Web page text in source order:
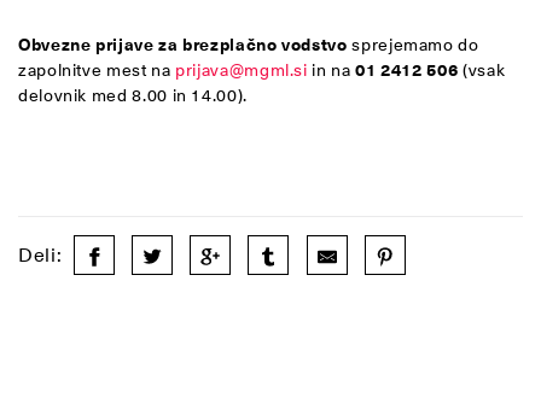
Obvezne prijave za brezplačno vodstvosprejemamo do
zapolnitve mest na prijava@mgml.si in na 01 2412 506 (vsak
delovnik med 8.00 in 14.00).
Deli: